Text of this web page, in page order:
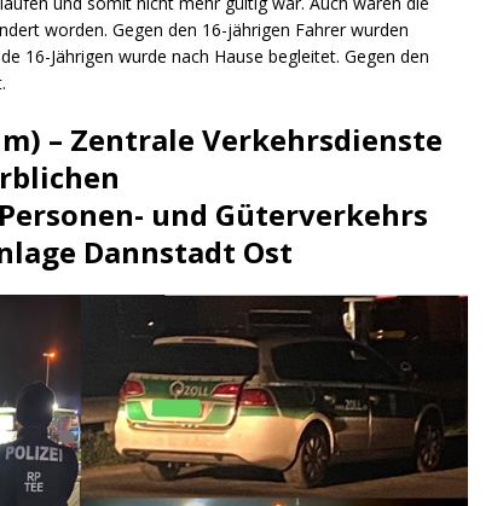
worden. Gegen den 16-jährigen Fahrer wurden
16-Jährigen wurde nach Hause begleitet. Gegen den
– Zentrale Verkehrsdienste
und Güterverkehrs
Dannstadt Ost